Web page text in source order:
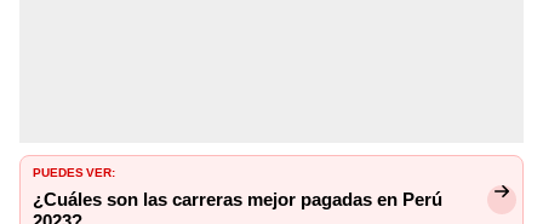
PUEDES VER:
¿Cuáles son las carreras mejor pagadas en Perú